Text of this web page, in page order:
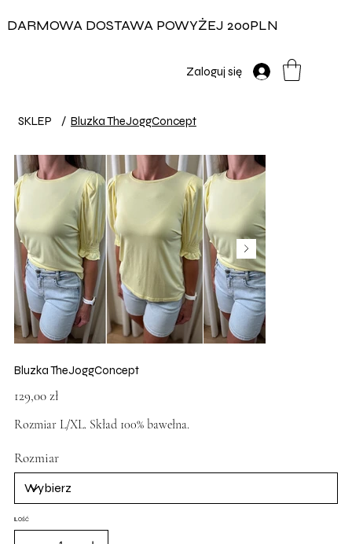
DARMOWA DOSTAWA POWYŻEJ 200PLN
Zaloguj się
SKLEP / Bluzka TheJoggConcept
Bluzka TheJoggConcept
129,00 zł
Rozmiar L/XL. Skład 100% bawełna.
Rozmiar
ILOŚĆ